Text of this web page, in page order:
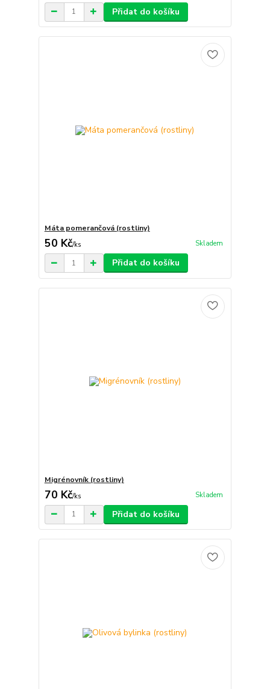
Přidat do košíku
Máta pomerančová (rostliny)
50 Kč/ks Skladem
Přidat do košíku
Migrénovník (rostliny)
70 Kč/ks Skladem
Přidat do košíku